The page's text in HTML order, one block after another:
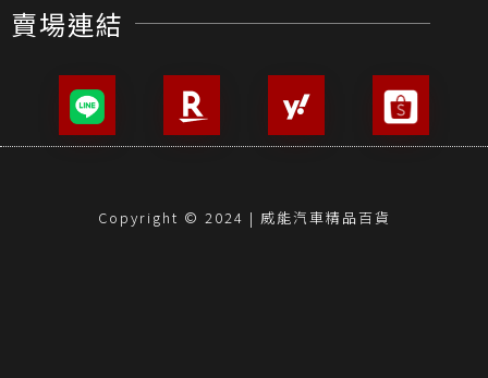
賣場連結
Copyright © 2024 | 威能汽車精品百貨